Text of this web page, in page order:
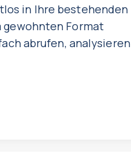
in Ihre bestehenden
gewohnten Format
abrufen, analysieren